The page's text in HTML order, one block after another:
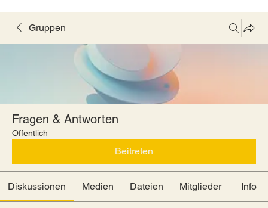
Gruppen
Fragen & Antworten
Öffentlich
Beitreten
Diskussionen Medien Dateien Mitglieder Info